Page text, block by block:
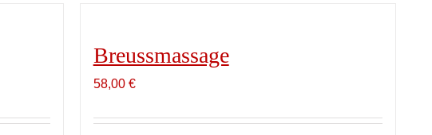
Varianten
Die
Optionen
Breussmassage
58,00 €